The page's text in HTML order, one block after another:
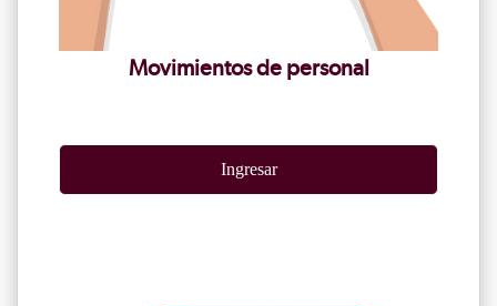
Movimientos de personal
Ingresar